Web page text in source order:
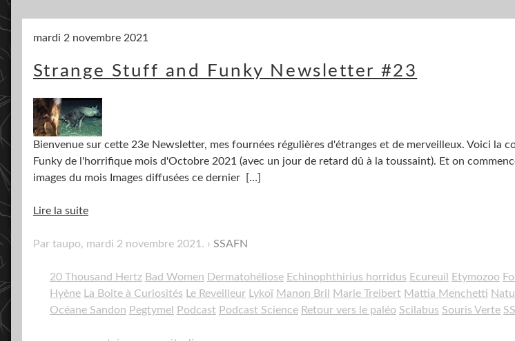
mardi 2 novembre 2021
Strange Stuff and Funky Newsletter #23
Bienvenue sur cette 23e Newsletter, mes fournées régulières d'étranges et de merveilleux. Voici la
Funky de l'horrifique mois d'Octobre 2021 (avec un jour de retard dû à la toussaint). Et on
images du mois Images diffusées ce dernier
[…]
Lire la suite
Par taupo, mardi 2 novembre 2021 . SSAFN
20 Thousand Hertz Bad Women Dermatohéliose Echinophthirius horridus Ecureuil Etymozoo
Hyène La Boite à Curiosités Le Reveilleur Lykoï Manon Bril Marie Treibert Mattia Menchetti
Océane Sandon Pegtymel Podcast Podcast Science Retour vers le paléo Scilabus Souris Verte